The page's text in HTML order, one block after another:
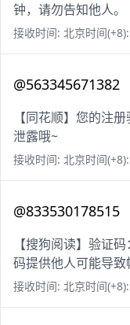
钟，请勿告知他人。
接收时间: 北京时间
@563345671382
【同花顺】您的注
泄露哦~
接收时间: 北京时间
@833530178515
【搜狗阅读】验证
码提供他人可能导致
接收时间: 北京时间